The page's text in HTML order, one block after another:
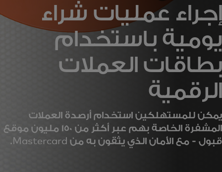
إجراء عمليات شراء
يومية باستخدام
بطاقات العملات
الرقمية
يمكن للمستهلكين استخدام أرصدة العملات
المشفرة الخاصة بهم عبر أكثر من 150 مليون موقع
قبول - مع الأمان الذي يثقون به من Mastercard.